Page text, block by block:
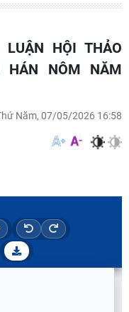
HÁN NÔM NĂM
Năm, 07/05/2026 16:58